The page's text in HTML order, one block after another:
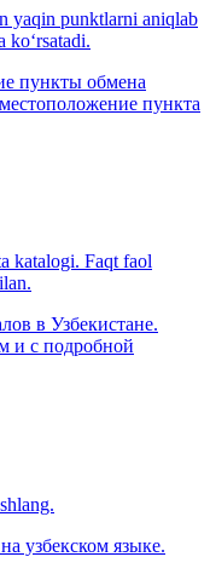
yaqin punktlarni aniqlab
ko‘rsatadi.
пункты обмена
пункта
katalogi. Faqt faol
в Узбекистане.
и с подробной
узбекском языке.